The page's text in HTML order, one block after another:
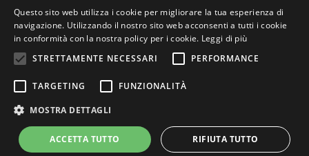
Soc. € 300.000,00 i. v
Sito creato da Italia Multimedia -
Informativa Privacy Certificazioni
ITALIAN
ENGLISH
Questo sito web utilizza i cookie per migliorare la tua esperienza di
navigazione. Utilizzando il nostro sito web acconsenti a tutti i cookie
in conformità con la nostra policy per i cookie. Leggi di più
STRETTAMENTE NECESSARI
PERFORMANCE
TARGETING FUNZIONALITÀ
MOSTRA DETTAGLI
ACCETTA TUTTO RIFIUTA TUTTO